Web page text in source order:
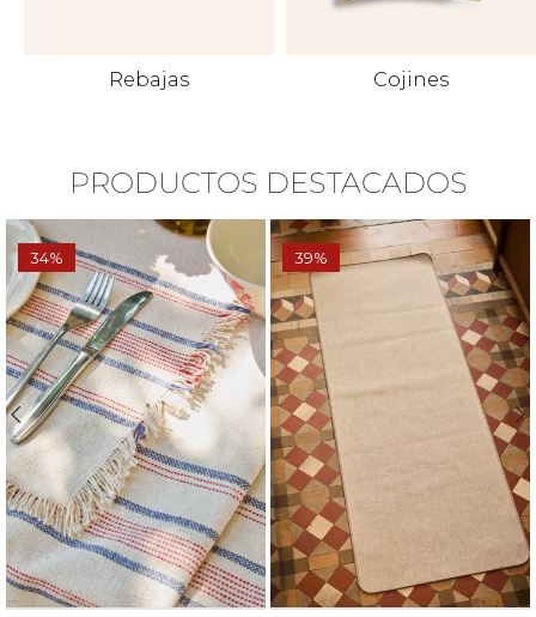
Rebajas Cojines
PRODUCTOS DESTACADOS
34% 39%